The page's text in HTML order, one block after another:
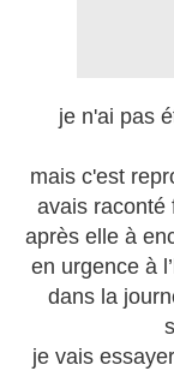
je n'ai pas
mais c'est
avais raconté
après elle à
en urgence à
dans la
je vais